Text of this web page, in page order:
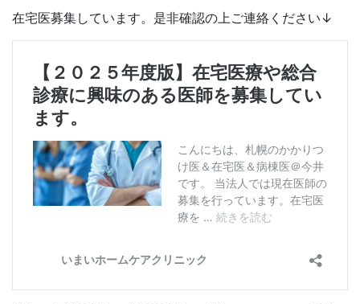
在宅医募集しています。是非確認の上ご連絡ください↓